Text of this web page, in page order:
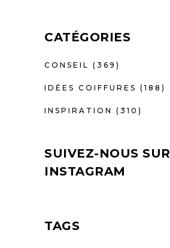
CATÉGORIES
CONSEIL (369)
IDÉES COIFFURES (188)
INSPIRATION (310)
SUIVEZ-NOUS SUR
INSTAGRAM
TAGS